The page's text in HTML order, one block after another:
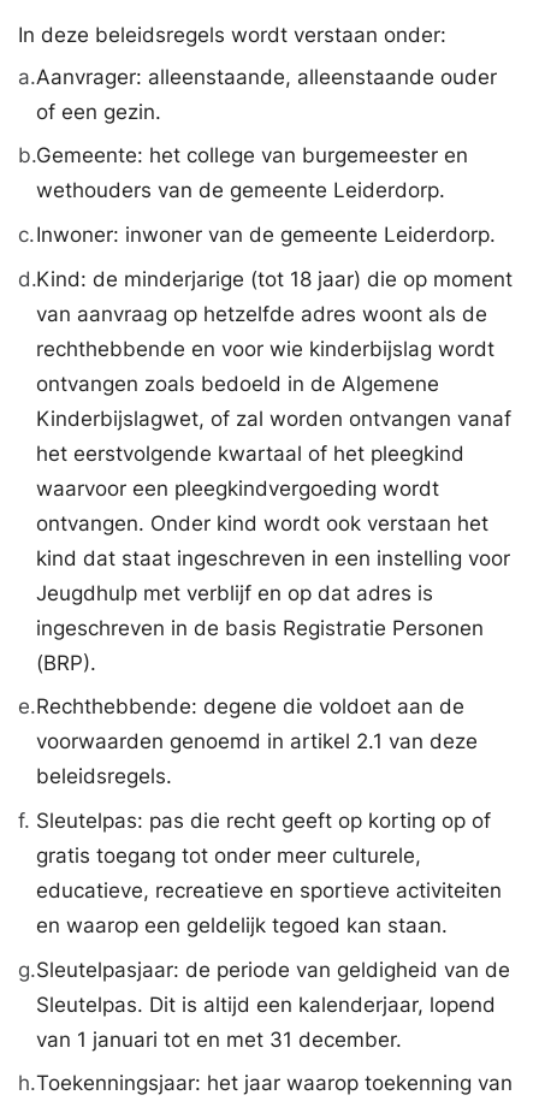
In deze beleidsregels wordt verstaan onder:
a.Aanvrager: alleenstaande, alleenstaande ouder
of een gezin.
b.Gemeente: het college van burgemeester en
wethouders van de gemeente Leiderdorp.
c.Inwoner: inwoner van de gemeente Leiderdorp.
d.Kind: de minderjarige (tot 18 jaar) die op moment
van aanvraag op hetzelfde adres woont als de
rechthebbende en voor wie kinderbijslag wordt
ontvangen zoals bedoeld in de Algemene
Kinderbijslagwet, of zal worden ontvangen vanaf
het eerstvolgende kwartaal of het pleegkind
waarvoor een pleegkindvergoeding wordt
ontvangen. Onder kind wordt ook verstaan het
kind dat staat ingeschreven in een instelling voor
Jeugdhulp met verblijf en op dat adres is
ingeschreven in de basis Registratie Personen
(BRP).
e.Rechthebbende: degene die voldoet aan de
voorwaarden genoemd in artikel 2.1 van deze
beleidsregels.
f. Sleutelpas: pas die recht geeft op korting op of
gratis toegang tot onder meer culturele,
educatieve, recreatieve en sportieve activiteiten
en waarop een geldelijk tegoed kan staan.
g.Sleutelpasjaar: de periode van geldigheid van de
Sleutelpas. Dit is altijd een kalenderjaar, lopend
van 1 januari tot en met 31 december.
h.Toekenningsjaar: het jaar waarop toekenning van